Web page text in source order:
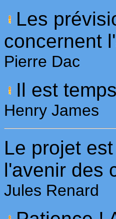
Les
concernent
Pierre Dac
Il est
Henry James
Le projet
l'avenir des
Jules Renard